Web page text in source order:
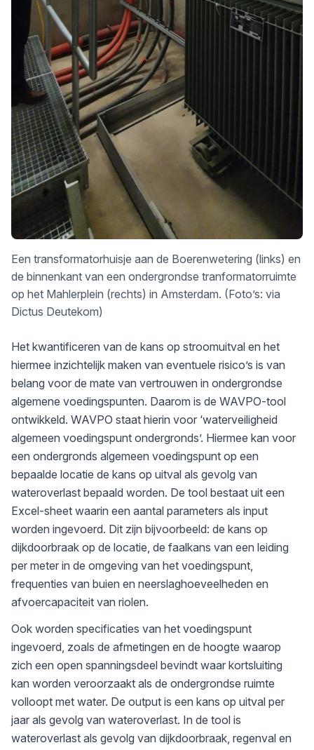
Een transformatorhuisje aan de Boerenwetering (links) en
de binnenkant van een ondergrondse tranformatorruimte
op het Mahlerplein (rechts) in Amsterdam. (Foto’s: via
Dictus Deutekom)
Het kwantificeren van de kans op stroomuitval en het
hiermee inzichtelijk maken van eventuele risico’s is van
belang voor de mate van vertrouwen in ondergrondse
algemene voedingspunten. Daarom is de WAVPO-tool
ontwikkeld. WAVPO staat hierin voor ‘waterveiligheid
algemeen voedingspunt ondergronds’. Hiermee kan voor
een ondergronds algemeen voedingspunt op een
bepaalde locatie de kans op uitval als gevolg van
wateroverlast bepaald worden. De tool bestaat uit een
Excel-sheet waarin een aantal parameters als input
worden ingevoerd. Dit zijn bijvoorbeeld: de kans op
dijkdoorbraak op de locatie, de faalkans van een leiding
per meter in de omgeving van het voedingspunt,
frequenties van buien en neerslaghoeveelheden en
afvoercapaciteit van riolen.
Ook worden specificaties van het voedingspunt
ingevoerd, zoals de afmetingen en de hoogte waarop
zich een open spanningsdeel bevindt waar kortsluiting
kan worden veroorzaakt als de ondergrondse ruimte
volloopt met water. De output is een kans op uitval per
jaar als gevolg van wateroverlast. In de tool is
wateroverlast als gevolg van dijkdoorbraak, regenval en